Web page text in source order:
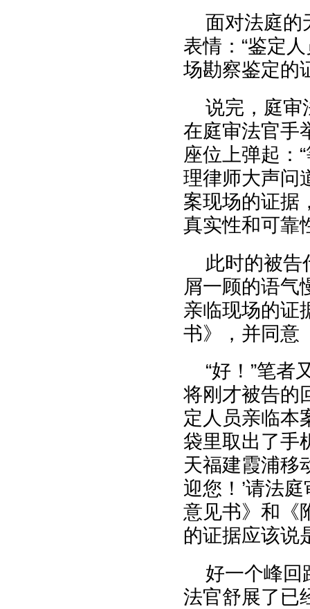
面对法庭的
表情：“鉴定
场勘察鉴定的
说完，庭审
在庭审法官手
座位上弹起：
理律师大声问
案现场的证据
真实性和可靠
此时的被告
屑一顾的语气
亲临现场的证
书》，并同意
“好！”笔者
将刚才被告的
定人员亲临本
袋里取出了手
天福建霞浦移
迎您！’请法
意见书》和《
的证据应该说
好一个峰回
法官舒展了已